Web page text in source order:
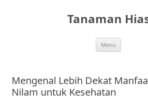
Tanaman
Menu
Mengenal Lebih Dekat
Nilam untuk Kesehatan